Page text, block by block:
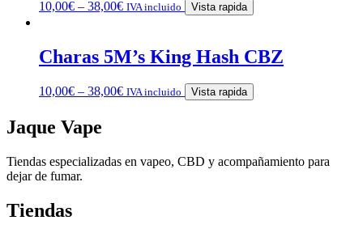
10,00€ – 38,00€ IVA incluido Vista rapida
Charas 5M’s King Hash CBZ
10,00€ – 38,00€ IVA incluido Vista rapida
Jaque Vape
Tiendas especializadas en vapeo, CBD y acompañamiento para
dejar de fumar.
Tiendas